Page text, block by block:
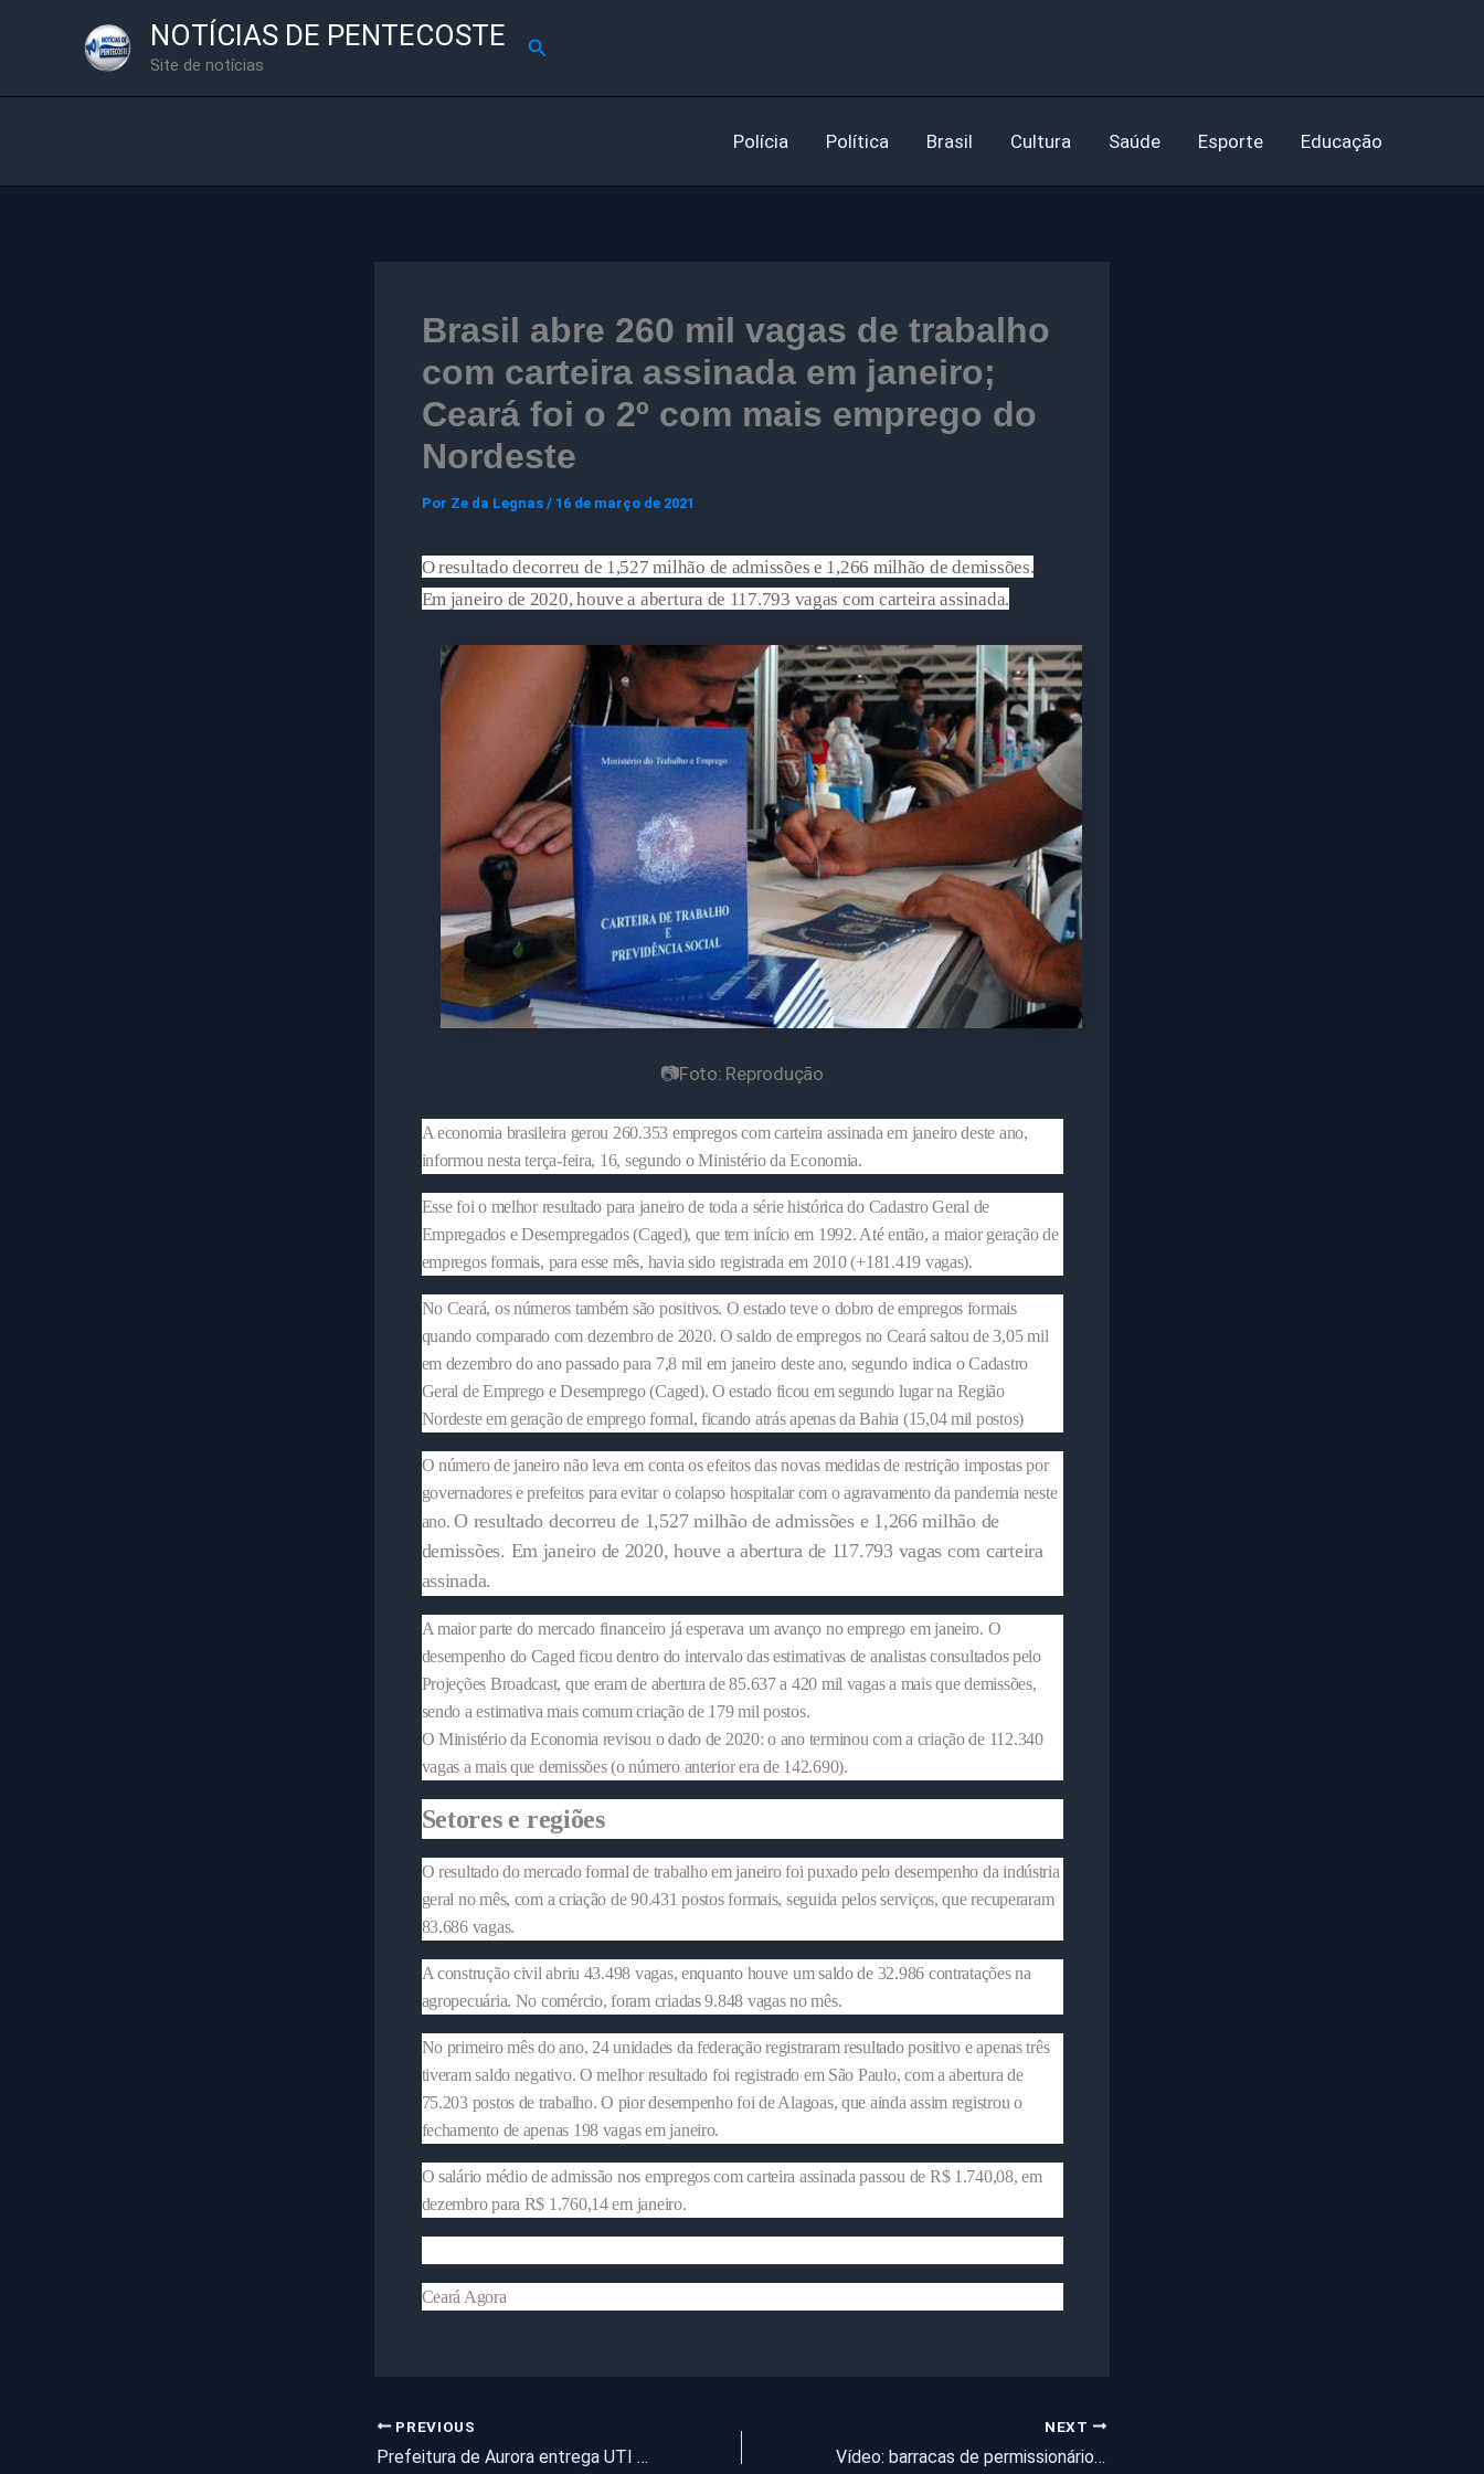
NOTÍCIAS DE PENTECOSTE
Site de notícias
Pesquisar
Polícia Política Brasil Cultura Saúde Esporte Educação
Brasil abre 260 mil vagas de trabalho
com carteira assinada em janeiro;
Ceará foi o 2º com mais emprego do
Nordeste
Por Ze da Legnas / 16 de março de 2021
O resultado decorreu de 1,527 milhão de admissões e 1,266 milhão de demissões.
Em janeiro de 2020, houve a abertura de 117.793 vagas com carteira assinada.
📷Foto: Reprodução
A economia brasileira gerou 260.353 empregos com carteira assinada em janeiro deste ano,
informou nesta terça-feira, 16, segundo o Ministério da Economia.
Esse foi o melhor resultado para janeiro de toda a série histórica do Cadastro Geral de
Empregados e Desempregados (Caged), que tem início em 1992. Até então, a maior geração de
empregos formais, para esse mês, havia sido registrada em 2010 (+181.419 vagas).
No Ceará, os números também são positivos. O estado teve o dobro de empregos formais
quando comparado com dezembro de 2020. O saldo de empregos no Ceará saltou de 3,05 mil
em dezembro do ano passado para 7,8 mil em janeiro deste ano, segundo indica o Cadastro
Geral de Emprego e Desemprego (Caged). O estado ficou em segundo lugar na Região
Nordeste em geração de emprego formal, ficando atrás apenas da Bahia (15,04 mil postos)
O número de janeiro não leva em conta os efeitos das novas medidas de restrição impostas por
governadores e prefeitos para evitar o colapso hospitalar com o agravamento da pandemia neste
ano.O resultado decorreu de 1,527 milhão de admissões e 1,266 milhão de
demissões. Em janeiro de 2020, houve a abertura de 117.793 vagas com carteira
assinada.
A maior parte do mercado financeiro já esperava um avanço no emprego em janeiro. O
desempenho do Caged ficou dentro do intervalo das estimativas de analistas consultados pelo
Projeções Broadcast, que eram de abertura de 85.637 a 420 mil vagas a mais que demissões,
sendo a estimativa mais comum criação de 179 mil postos.
O Ministério da Economia revisou o dado de 2020: o ano terminou com a criação de 112.340
vagas a mais que demissões (o número anterior era de 142.690).
Setores e regiões
O resultado do mercado formal de trabalho em janeiro foi puxado pelo desempenho da indústria
geral no mês, com a criação de 90.431 postos formais, seguida pelos serviços, que recuperaram
83.686 vagas.
A construção civil abriu 43.498 vagas, enquanto houve um saldo de 32.986 contratações na
agropecuária. No comércio, foram criadas 9.848 vagas no mês.
No primeiro mês do ano, 24 unidades da federação registraram resultado positivo e apenas três
tiveram saldo negativo. O melhor resultado foi registrado em São Paulo, com a abertura de
75.203 postos de trabalho. O pior desempenho foi de Alagoas, que ainda assim registrou o
fechamento de apenas 198 vagas em janeiro.
O salário médio de admissão nos empregos com carteira assinada passou de R$ 1.740,08, em
dezembro para R$ 1.760,14 em janeiro.
Ceará Agora
PREVIOUS
Prefeitura de Aurora entrega UTI com 10 leitos para atender pacientes com covid
NEXT
Vídeo: barracas de permissionários encontram se jogadas de forma irregular em Pentecoste